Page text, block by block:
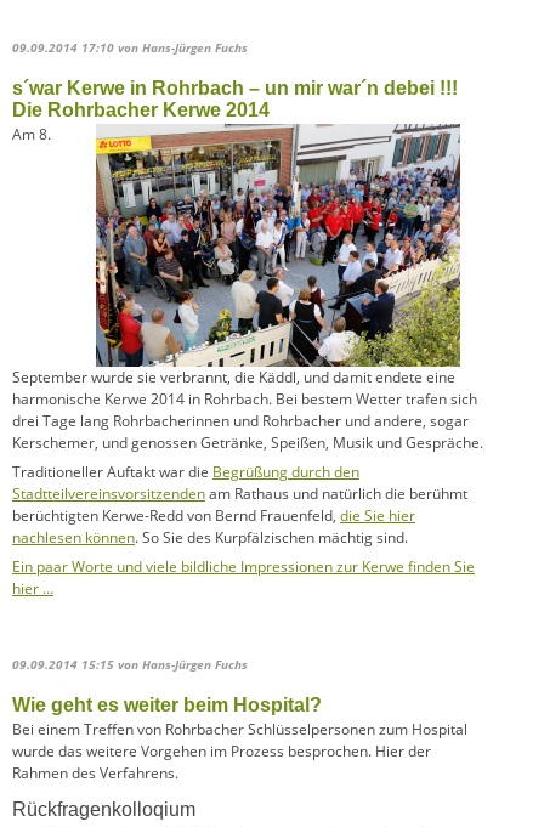
09.09.2014 17:10 von Hans-Jürgen Fuchs
s´war Kerwe in Rohrbach – un mir war´n debei !!!
Die Rohrbacher Kerwe 2014
Am 8.
September wurde sie verbrannt, die Käddl, und damit endete eine
harmonische Kerwe 2014 in Rohrbach. Bei bestem Wetter trafen sich
drei Tage lang Rohrbacherinnen und Rohrbacher und andere, sogar
Kerschemer, und genossen Getränke, Speißen, Musik und Gespräche.
Traditioneller Auftakt war die Begrüßung durch den
Stadtteilvereinsvorsitzendenam Rathaus und natürlich die berühmt
berüchtigten Kerwe-Redd von Bernd Frauenfeld, die Sie hier
nachlesen können. So Sie des Kurpfälzischen mächtig sind.
Ein paar Worte und viele bildliche Impressionen zur Kerwe finden Sie
hier …
09.09.2014 15:15 von Hans-Jürgen Fuchs
Wie geht es weiter beim Hospital?
Bei einem Treffen von Rohrbacher Schlüsselpersonen zum Hospital
wurde das weitere Vorgehen im Prozess besprochen. Hier der
Rahmen des Verfahrens.
Rückfragenkolloqium